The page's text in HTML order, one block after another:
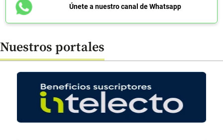
Únete a nuestro canal de Whatsapp
Nuestros portales